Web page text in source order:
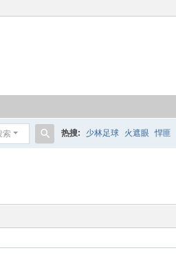
索 热搜: 少林足球 火遮眼 悍匪